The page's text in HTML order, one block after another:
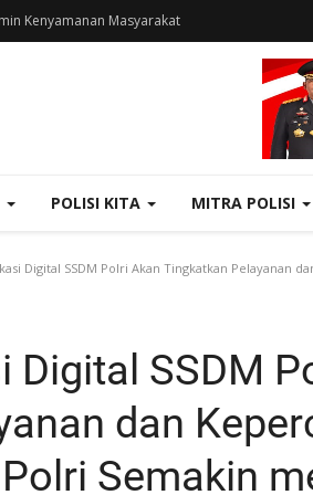
Kenyamanan Masyarakat
POLISI KITA MITRA POLISI
Digital SSDM Polri Akan Tingkatkan Pelayanan
Digital SSDM
dan
Semakin